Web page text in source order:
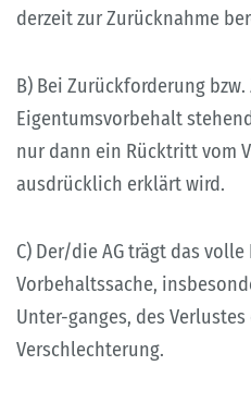
derzeit zur Zurücknahme
B) Bei Zurückforderung
Eigentumsvorbehalt
nur dann ein Rücktritt vom
ausdrücklich erklärt wird.
C) Der/die AG trägt das
Vorbehaltssache,
Unter-ganges, des
Verschlechterung.